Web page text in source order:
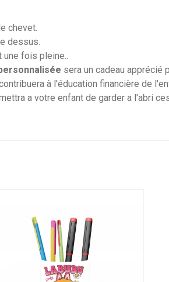
chevet.
dessus.
une fois pleine..
sera un cadeau apprécié
à l'éducation financière de
a votre enfant de garder a l'abri